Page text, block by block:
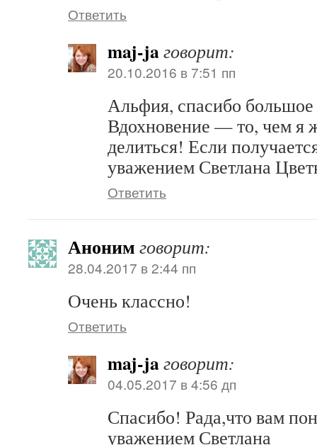
Ответить
maj-jaговорит:
20.10.2016 в 7:51 пп
Альфия, спасибо большое
Вдохновение — то, чем
делиться! Если
уважением Светлана
Ответить
Аноним говорит:
28.04.2017 в 2:44 пп
Очень классно!
Ответить
maj-jaговорит:
04.05.2017 в 4:56 дп
Спасибо! Рада,что вам
уважением Светлана